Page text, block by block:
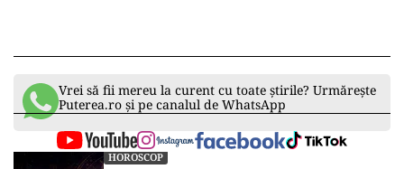
Vrei să fii mereu la curent cu toate știrile? Urmărește
Puterea.ro și pe canalul de WhatsApp
HOROSCOP